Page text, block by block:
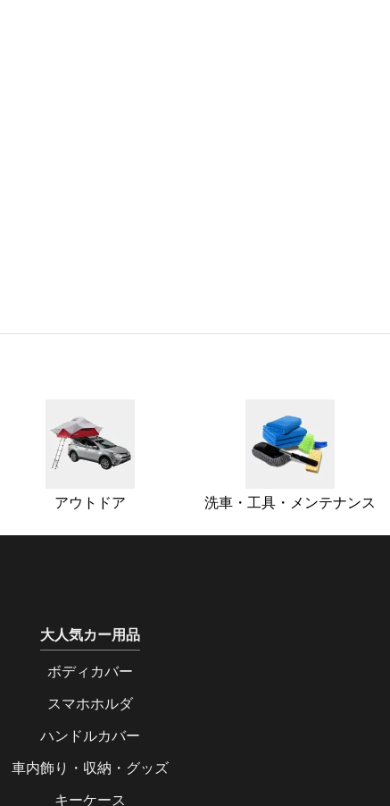
アウトドア 洗車・工具・メンテナンス
大人気カー用品
ボディカバー
スマホホルダ
ハンドルカバー
車内飾り・収納・グッズ
キーケース